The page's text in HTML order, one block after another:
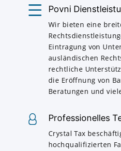
Povni
Wir bieten eine
Eintragung von
ausländischen
rechtliche
die Eröffnung von
Beratungen und
Professionelles
Crystal Tax
hochqualifizierten